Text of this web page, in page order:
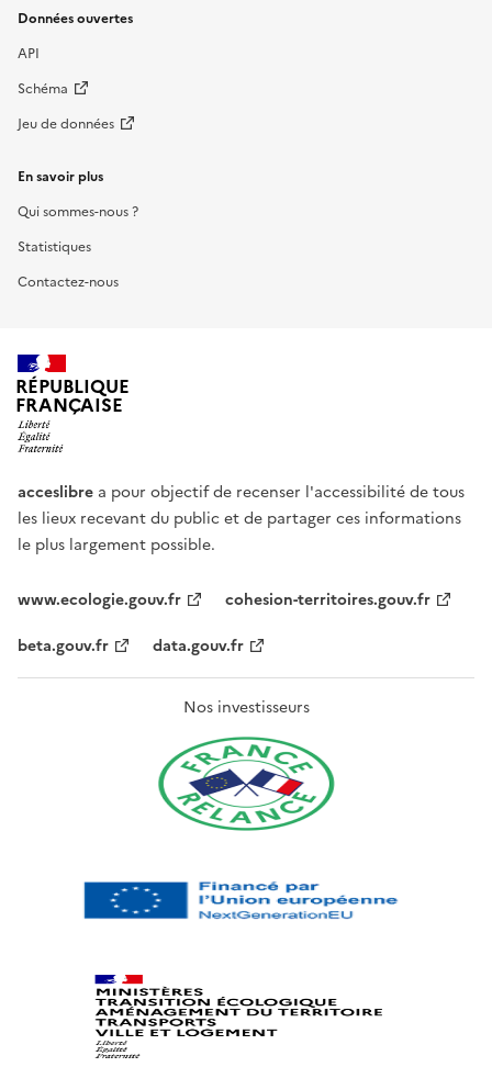
Données ouvertes
API
Schéma
Jeu de données
En savoir plus
Qui sommes-nous ?
Statistiques
Contactez-nous
RÉPUBLIQUE
FRANÇAISE
acceslibre a pour objectif de recenser l'accessibilité de tous
les lieux recevant du public et de partager ces informations
le plus largement possible.
www.ecologie.gouv.fr
cohesion-territoires.gouv.fr
beta.gouv.fr
data.gouv.fr
Nos investisseurs